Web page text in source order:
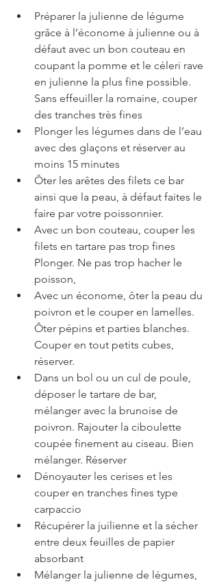
Préparer la julienne de légume
grâce à l’économe à julienne ou à
défaut avec un bon couteau en
coupant la pomme et le céleri rave
en julienne la plus fine possible.
Sans effeuiller la romaine, couper
des tranches très fines
Plonger les légumes dans de l’eau
avec des glaçons et réserver au
moins 15 minutes
Ôter les arêtes des filets ce bar
ainsi que la peau, à défaut faites le
faire par votre poissonnier.
Avec un bon couteau, couper les
filets en tartare pas trop fines
Plonger. Ne pas trop hacher le
poisson,
Avec un économe, ôter la peau du
poivron et le couper en lamelles.
Ôter pépins et parties blanches.
Couper en tout petits cubes,
réserver.
Dans un bol ou un cul de poule,
déposer le tartare de bar,
mélanger avec la brunoise de
poivron. Rajouter la ciboulette
coupée finement au ciseau. Bien
mélanger. Réserver
Dénoyauter les cerises et les
couper en tranches fines type
carpaccio
Récupérer la juilienne et la sécher
entre deux feuilles de papier
absorbant
Mélanger la julienne de légumes,